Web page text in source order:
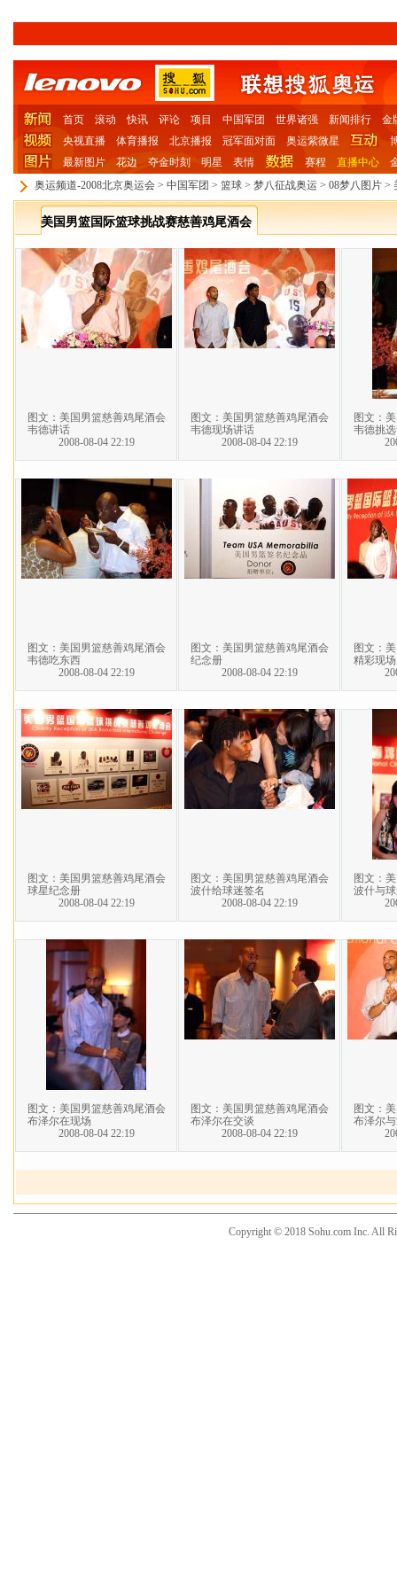
首页 滚动 快讯 评论 项目 中国军团 世界诸强 新闻排行
金
央视直播
体育播报 北京播报 冠军面对面 奥运紫微星
最新图片
花边 夺金时刻 明星 表情 赛程 直播中心
奥运频道-2008北京奥运会 > 中国军团 > 篮球 > 梦八征战奥运 > 08梦八图片 >
美国男篮国际篮球挑战赛慈善鸡尾酒会
图文：美国男篮慈善鸡尾酒会
韦德讲话
2008-08-04 22:19
图文：美国男篮慈善鸡尾酒会
韦德现场讲话
2008-08-04 22:19
图文：
韦德挑
图文：美国男篮慈善鸡尾酒会
韦德吃东西
2008-08-04 22:19
图文：美国男篮慈善鸡尾酒会
纪念册
2008-08-04 22:19
图文：
精彩现场
图文：美国男篮慈善鸡尾酒会
球星纪念册
2008-08-04 22:19
图文：美国男篮慈善鸡尾酒会
波什给球迷签名
2008-08-04 22:19
图文：
波什与
图文：美国男篮慈善鸡尾酒会
布泽尔在现场
2008-08-04 22:19
图文：美国男篮慈善鸡尾酒会
布泽尔在交谈
2008-08-04 22:19
图文：
布泽尔
Copyright © 2018 Sohu.com Inc. All